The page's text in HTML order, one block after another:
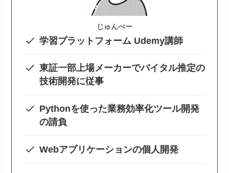
じゅんぺー
学習プラットフォーム Udemy講師
東証一部上場メーカーでバイタル推定の
技術開発に従事
Pythonを使った業務効率化ツール開発
の請負
Webアプリケーションの個人開発